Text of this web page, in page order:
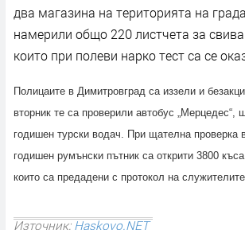
два магазина на територията на
намерили общо 220 листчета за
които при полеви нарко тест са се
Полицаите в Димитровград са иззели и
вторник те са проверили автобус „Мерцедес“,
годишен турски водач. При щателна проверка
годишен румънски пътник са открити 3800 къса
които са предадени с протокол на служителите.
Източник:Haskovo.NET